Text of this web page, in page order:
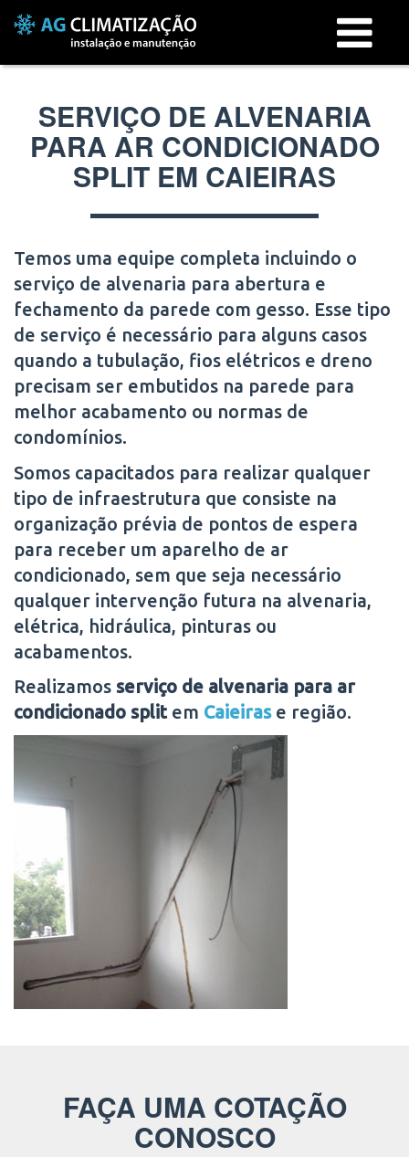
Menu
SERVIÇO DE ALVENARIA
PARA AR CONDICIONADO
SPLIT EM CAIEIRAS
Temos uma equipe completa incluindo o
serviço de alvenaria para abertura e
fechamento da parede com gesso. Esse tipo
de serviço é necessário para alguns casos
quando a tubulação, fios elétricos e dreno
precisam ser embutidos na parede para
melhor acabamento ou normas de
condomínios.
Somos capacitados para realizar qualquer
tipo de infraestrutura que consiste na
organização prévia de pontos de espera
para receber um aparelho de ar
condicionado, sem que seja necessário
qualquer intervenção futura na alvenaria,
elétrica, hidráulica, pinturas ou
acabamentos.
Realizamos serviço de alvenaria para ar
condicionado splitem Caieirase região.
FAÇA UMA COTAÇÃO
CONOSCO